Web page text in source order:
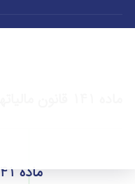
ماده 141 قانون مالیاتهای مستقیم